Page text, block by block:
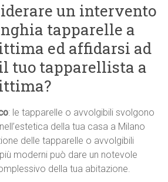
un intervento
tapparelle a
ed affidarsi ad
tuo tapparellista a
: le tapparelle o avvolgibili svolgono
della tua casa a Milano
delle tapparelle o avvolgibili
moderni può dare un notevole
della tua abitazione.